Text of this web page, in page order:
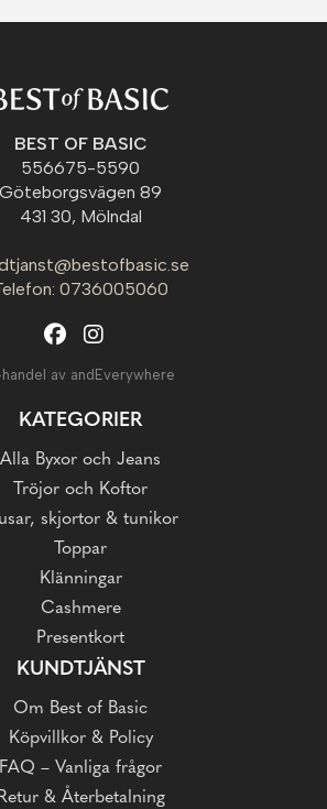
BEST OF BASIC
556675-5590
Göteborgsvägen 89
431 30, Mölndal
0736005060
av andEverywhere
KATEGORIER
Alla Byxor och Jeans
Tröjor och Koftor
skjortor & tunikor
Toppar
Klänningar
Cashmere
Presentkort
KUNDTJÄNST
Om Best of Basic
Köpvillkor & Policy
FAQ – Vanliga frågor
Retur & Återbetalning